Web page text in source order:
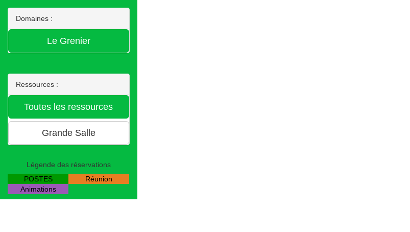
Domaines :
Ressources :
Légende des réservations
POSTES
Réunion
Animations